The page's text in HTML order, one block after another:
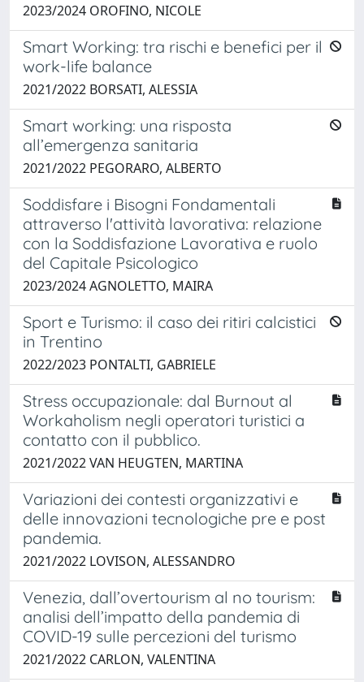
2023/2024 OROFINO, NICOLE
Smart Working: tra rischi e benefici per il
work-life balance
2021/2022 BORSATI, ALESSIA
Smart working: una risposta
all’emergenza sanitaria
2021/2022 PEGORARO, ALBERTO
Soddisfare i Bisogni Fondamentali
attraverso l'attività lavorativa: relazione
con la Soddisfazione Lavorativa e ruolo
del Capitale Psicologico
2023/2024 AGNOLETTO, MAIRA
Sport e Turismo: il caso dei ritiri calcistici
in Trentino
2022/2023 PONTALTI, GABRIELE
Stress occupazionale: dal Burnout al
Workaholism negli operatori turistici a
contatto con il pubblico.
2021/2022 VAN HEUGTEN, MARTINA
Variazioni dei contesti organizzativi e
delle innovazioni tecnologiche pre e post
pandemia.
2021/2022 LOVISON, ALESSANDRO
Venezia, dall’overtourism al no tourism:
analisi dell’impatto della pandemia di
COVID-19 sulle percezioni del turismo
2021/2022 CARLON, VALENTINA